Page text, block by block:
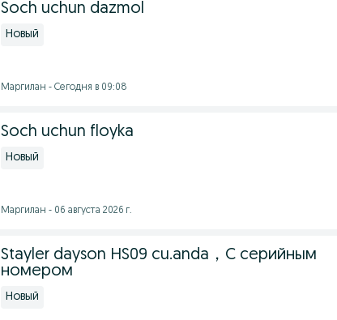
Soch uchun dazmol
Новый
Маргилан - Сегодня в 09:08
Soch uchun floyka
Новый
Маргилан - 06 августа 2026 г.
Stayler dayson HS09 cu.anda，С серийным
номером
Новый